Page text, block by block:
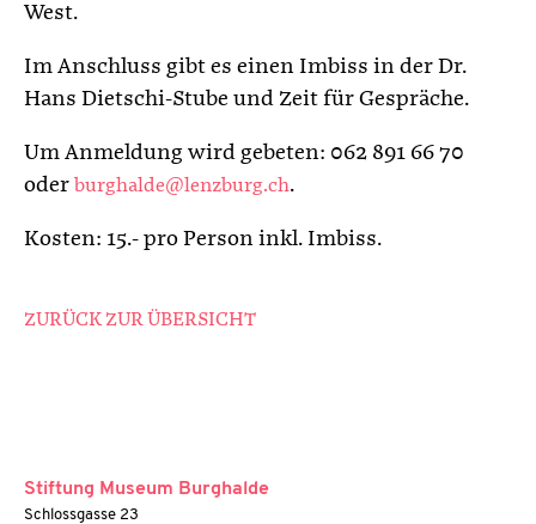
West.
Im Anschluss gibt es einen Imbiss in der Dr.
Hans Dietschi-Stube und Zeit für Gespräche.
Um Anmeldung wird gebeten: 062 891 66 70
oder burghalde@lenzburg.ch.
Kosten: 15.- pro Person inkl. Imbiss.
ZURÜCK ZUR ÜBERSICHT
Stiftung Museum Burghalde
Schlossgasse 23